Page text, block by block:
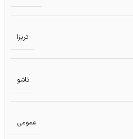
تریزا
تاشو
عمومی